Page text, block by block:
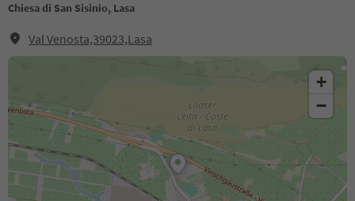
Chiesa di San Sisinio, Lasa
Val Venosta,39023,Lasa
+
−